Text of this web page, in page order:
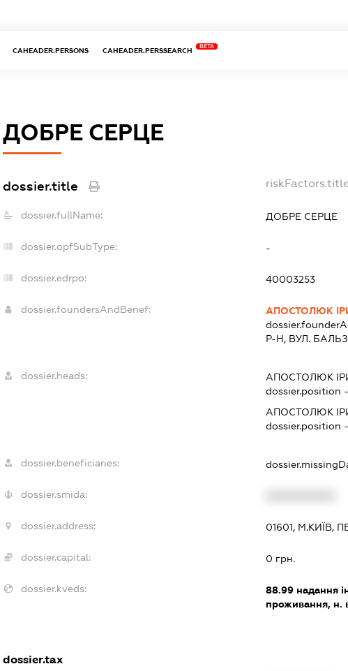
CAHEADER.PERSONS CAHEADER.PERSSEARCH
BETA
ДОБРЕ СЕРЦЕ
dossier.title
dossier.fullName: ДОБРЕ СЕРЦЕ
dossier.opfSubType: -
dossier.edrpo: 40003253
dossier.foundersAndBenef:
АПОСТОЛЮК
Р-Н, ВУЛ.
dossier.heads: АПОСТОЛЮК
dossier.position -
АПОСТОЛЮК
dossier.position -
dossier.beneficiaries:
dossier.smida:
dossier.address: 01601, М.КИЇВ,
dossier.capital: 0 грн.
dossier.kveds: 88.99 надання
проживання, н.
dossier.tax